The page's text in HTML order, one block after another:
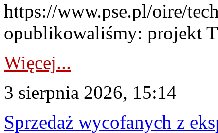
https://www.pse.pl/oire/
opublikowaliśmy: projekt
Więcej...
3 sierpnia 2026, 15:14
Sprzedaż wycofanych z